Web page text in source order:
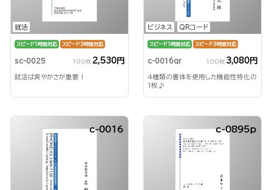
就活
スピード1時間対応 スピード3時間対応
sc-0025 100枚 2,530円
就活は爽やかさが重要！
ビジネス QRコード
スピード1時間対応 スピード3時間対応
c-0016qr 100枚 3,080円
4種類の書体を使用した機能性特化の
1枚♪
c-0016 c-0895p